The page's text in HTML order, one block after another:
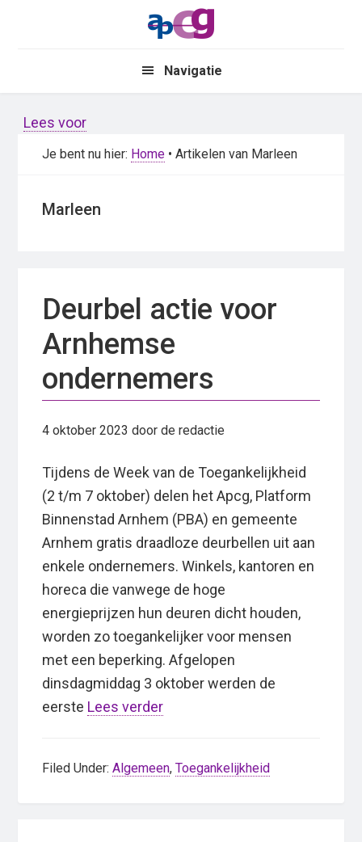
Navigatie
Lees voor
Je bent nu hier: Home • Artikelen van Marleen
Marleen
Deurbel actie voor
Arnhemse
ondernemers
4 oktober 2023 door de redactie
Tijdens de Week van de Toegankelijkheid
(2 t/m 7 oktober) delen het Apcg, Platform
Binnenstad Arnhem (PBA) en gemeente
Arnhem gratis draadloze deurbellen uit aan
enkele ondernemers. Winkels, kantoren en
horeca die vanwege de hoge
energieprijzen hun deuren dicht houden,
worden zo toegankelijker voor mensen
met een beperking. Afgelopen
dinsdagmiddag 3 oktober werden de
eerste Lees verder
Filed Under:Algemeen,Toegankelijkheid